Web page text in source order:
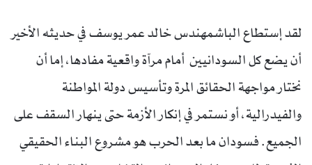
لقد إستطاع الباشمهندس خالد عمر يوسف في حديثه الأخير
أن يضع كل السودانيين أمام مرآة واقعية مفادها، إما أن
نختار مواجهة الحقائق المرة وتأسيس دولة المواطنة
والفيدرالية، أو نستمر في إنكار الأزمة حتى ينهار السقف على
الجميع. فسودان ما بعد الحرب هو مشروع البناء الحقيقي